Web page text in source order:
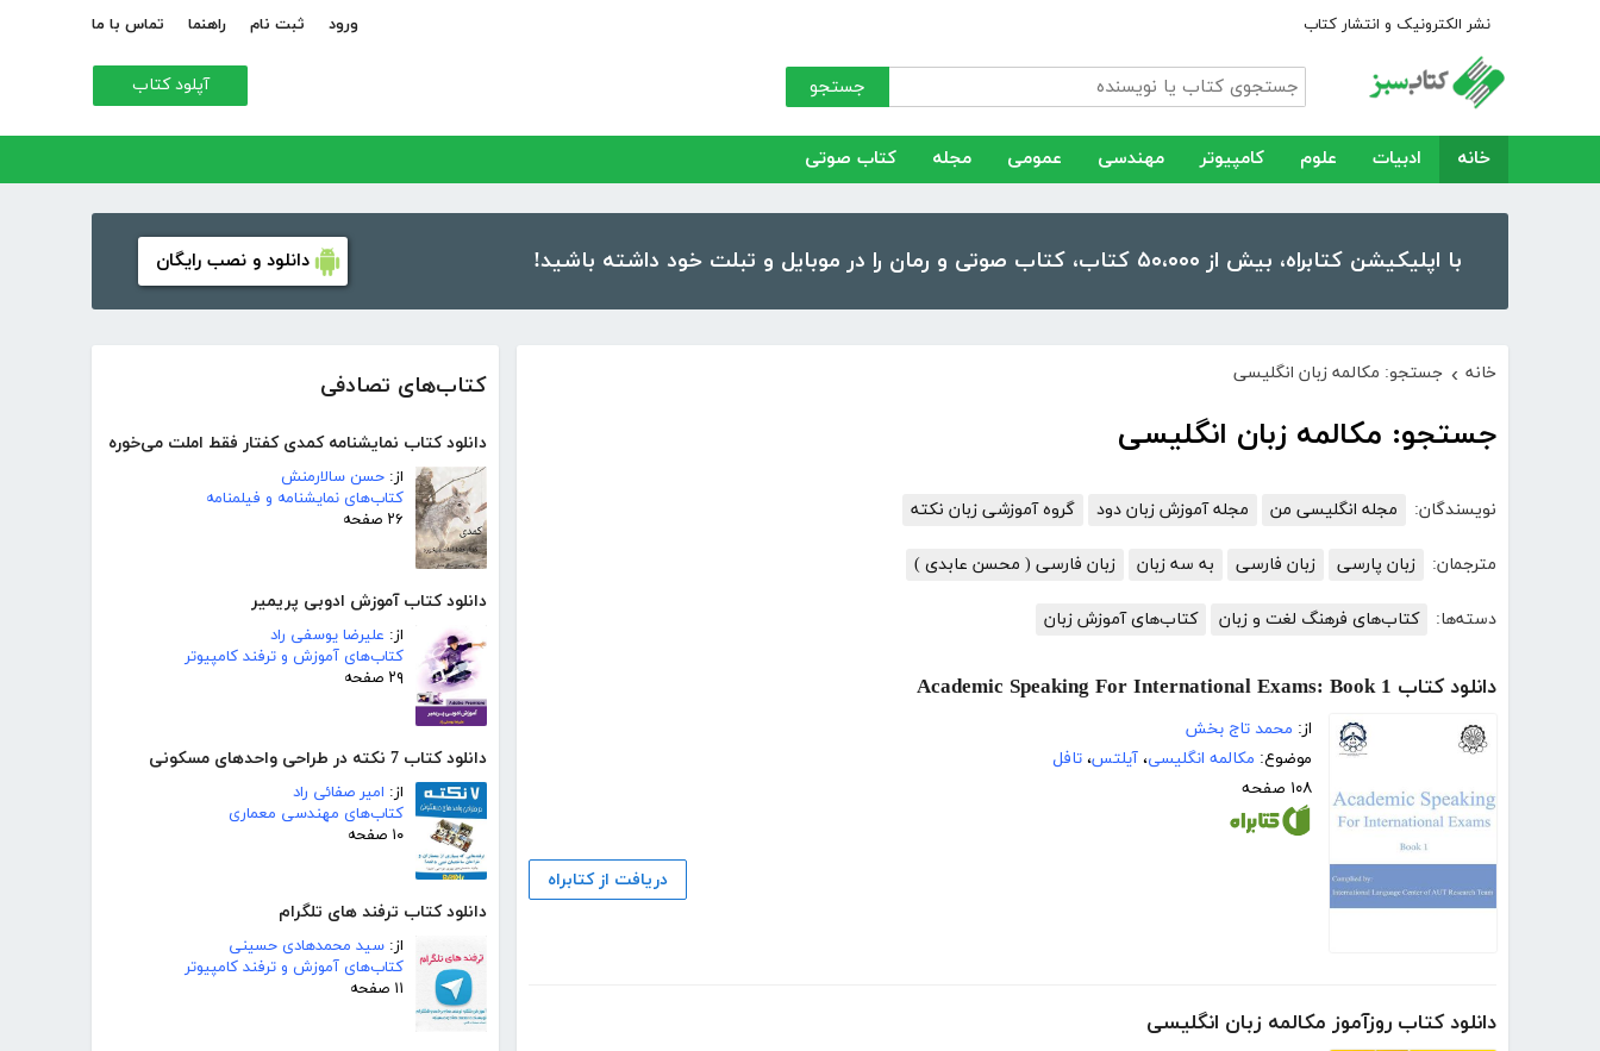
نشر الکترونیک و انتشار کتاب ورود ثبت نام راهنما تماس با ما
جستجو آپلود کتاب
خانه ادبیات علوم کامپیوتر مهندسی عمومی مجله کتاب صوتی
با اپلیکیشن کتابراه، بیش از ۵۰،۰۰۰ کتاب، کتاب صوتی و رمان را در موبایل و تبلت خود داشته باشید! دانلود و نصب رایگان
کتاب‌های تصادفی
دانلود کتاب نمایشنامه کمدی کفتار فقط املت می‌خوره
از: حسن سالارمنش
کتاب‌های نمایشنامه و فیلمنامه
۲۶ صفحه
دانلود کتاب آموزش ادوبی پریمیر
از: علیرضا یوسفی راد
کتاب‌های آموزش و ترفند کامپیوتر
۲۹ صفحه
دانلود کتاب 7 نکته در طراحی واحدهای مسکونی
از: امیر صفائی راد
کتاب‌های مهندسی معماری
۱۰ صفحه
دانلود کتاب ترفند های تلگرام
از: سید محمدهادی حسینی
کتاب‌های آموزش و ترفند کامپیوتر
۱۱ صفحه
خانه › جستجو: مکالمه زبان انگلیسی
جستجو: مکالمه زبان انگلیسی
نویسندگان: مجله انگلیسی من مجله آموزش زبان دود گروه آموزشی زبان نکته
مترجمان: زبان پارسی زبان فارسی به سه زبان زبان فارسی ( محسن عابدی )
دسته‌ها: کتاب‌های فرهنگ لغت و زبان کتاب‌های آموزش زبان
دانلود کتاب Academic Speaking For International Exams: Book 1
از: محمد تاج بخش
موضوع: مکالمه انگلیسی، آیلتس، تافل
۱۰۸ صفحه
دریافت از کتابراه
دانلود کتاب روزآموز مکالمه‌ زبان انگلیسی